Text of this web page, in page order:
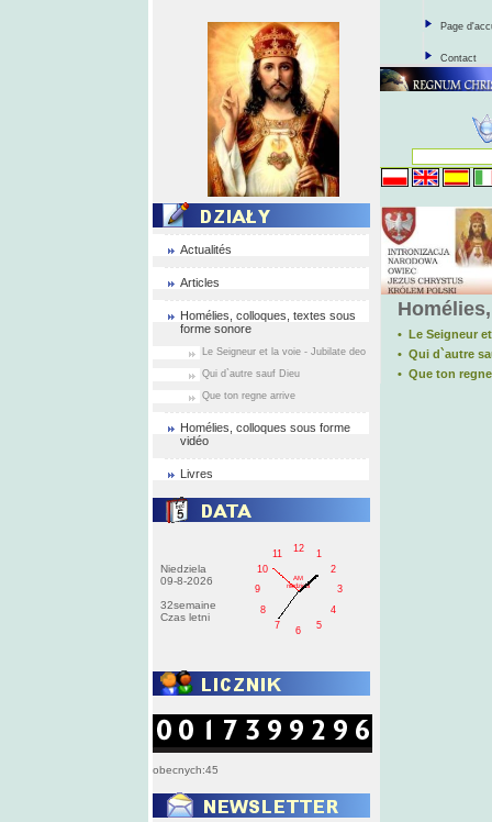
Actualités
Articles
Homélies, colloques, textes sous
forme sonore
Le Seigneur et la voie - Jubilate deo
Qui d`autre sauf Dieu
Que ton regne arrive
Homélies, colloques sous forme
vidéo
Livres
Niedziela
09-8-2026
32semaine
Czas letni
1
2
3
4
5
6
7
8
9
10
11
12
AM
niedziela
obecnych:45
Page
Contact
• Le Seigneur
• Qui d`autre
• Que ton